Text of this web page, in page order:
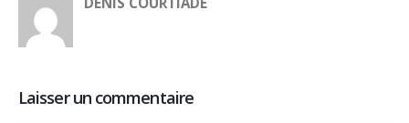
Laisser un commentaire